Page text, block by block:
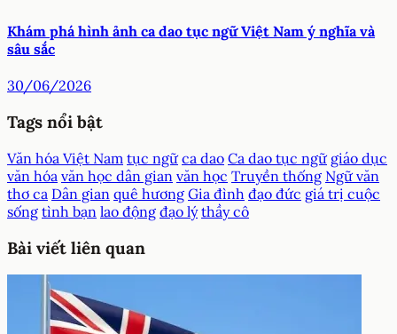
Khám phá hình ảnh ca dao tục ngữ Việt Nam ý nghĩa và
sâu sắc
30/06/2026
Tags nổi bật
Văn hóa Việt Nam tục ngữ ca dao Ca dao tục ngữ giáo dục
văn hóa văn học dân gian văn học Truyền thống Ngữ văn
thơ ca Dân gian quê hương Gia đình đạo đức giá trị cuộc
sống tình bạn lao động đạo lý thầy cô
Bài viết liên quan